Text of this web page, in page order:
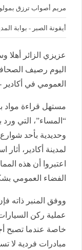
مريم أصواب ترزق
أيقونة الصبر - بوابة
عزيزي الزائر
اليوم رصيف
العمومي في أكادير
مستهل قراءة مواد
“المساء”، التي
وحديدية بأحد
لمدينة أكادير،
اعتبروا أن هذه
الفضاء العمومي
ووفق المنبر ذاته
عملية ركن
خاصة عندما تصبح
مبادرات فردية لا